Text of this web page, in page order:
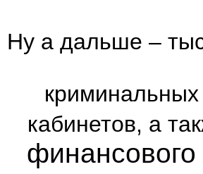
Ну а дальше –
кабинетов, а